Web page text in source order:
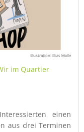
Illustration: Elias Molle
im Quartier
einen
aus drei Terminen